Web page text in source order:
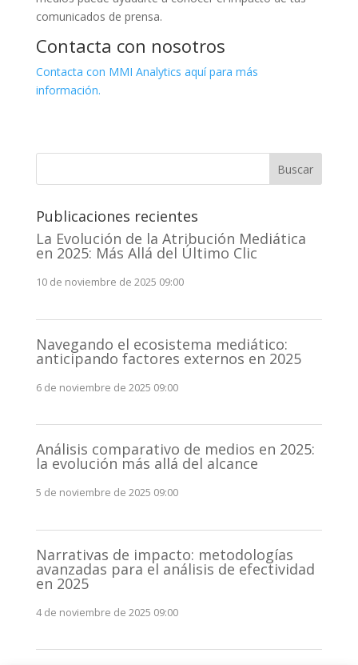
comunicados de prensa.
Contacta con nosotros
Contacta con MMI Analytics aquí para más
información.
Buscar
Publicaciones recientes
La Evolución de la Atribución Mediática
en 2025: Más Allá del Último Clic
10 de noviembre de 2025 09:00
Navegando el ecosistema mediático:
anticipando factores externos en 2025
6 de noviembre de 2025 09:00
Análisis comparativo de medios en 2025:
la evolución más allá del alcance
5 de noviembre de 2025 09:00
Narrativas de impacto: metodologías
avanzadas para el análisis de efectividad
en 2025
4 de noviembre de 2025 09:00